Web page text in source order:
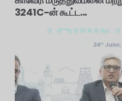
3241C-ன் கூட்ட...